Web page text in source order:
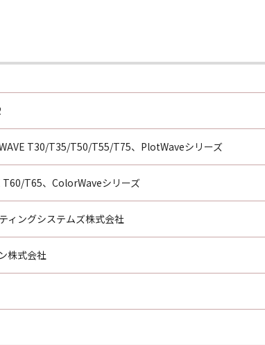
じめ本ソフトウエア製品の使用における損害の可
ルした日より発効するものとします。
ると甲が判断した場合、乙への事前の通知なしに
に乙の購入した本製品とそのコピーとを自らの負
よって変更することが出来ます。
その部分を本契約から除外します。ただし、残り
ズ株式会社
T30/T35/T50/T55/T75、PlotWaveシリーズ
T60/T65、ColorWaveシリーズ
ィングシステムズ株式会社
株式会社